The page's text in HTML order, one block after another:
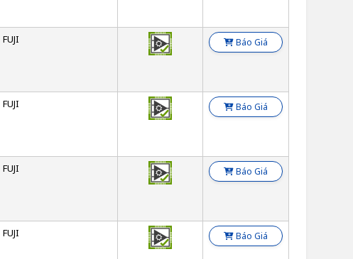
FUJI Báo Giá
FUJI Báo Giá
FUJI Báo Giá
FUJI Báo Giá